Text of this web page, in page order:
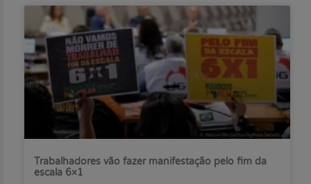
Trabalhadores vão fazer manifestação pelo fim da
escala 6×1